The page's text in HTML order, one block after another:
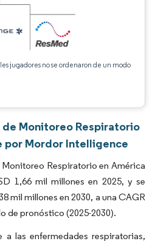
jugadores no se ordenaron de un modo
Monitoreo Respiratorio
por Mordor Intelligence
Respiratorio en América
1,66 mil millones en 2025, y se
mil millones en 2030, a una CAGR
de pronóstico (2025-2030).
las enfermedades respiratorias,